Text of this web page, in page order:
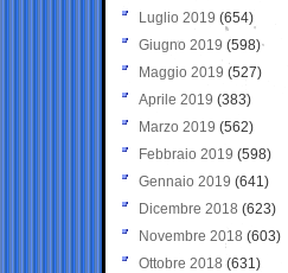
Luglio 2019 (654)
Giugno 2019 (598)
Maggio 2019 (527)
Aprile 2019 (383)
Marzo 2019 (562)
Febbraio 2019 (598)
Gennaio 2019 (641)
Dicembre 2018 (623)
Novembre 2018 (603)
Ottobre 2018 (631)